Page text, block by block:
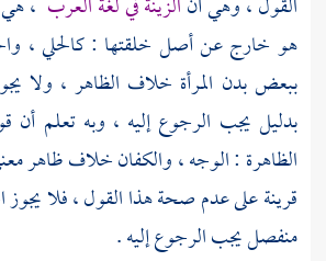
هو خارج عن أصل خلقتها : كالحلي ،
ببعض بدن المرأة خلاف الظاهر ، ولا
بدليل يجب الرجوع إليه ، وبه تعلم أن
الظاهرة : الوجه ، والكفان خلاف ظاهر
قرينة على عدم صحة هذا القول ، فلا يجوز
منفصل يجب الرجوع إليه .